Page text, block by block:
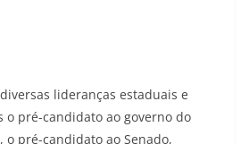
lideranças estaduais e
o pré-candidato ao governo do
o pré-candidato ao Senado,